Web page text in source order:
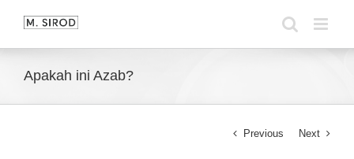
Apakah ini Azab?
Previous Next